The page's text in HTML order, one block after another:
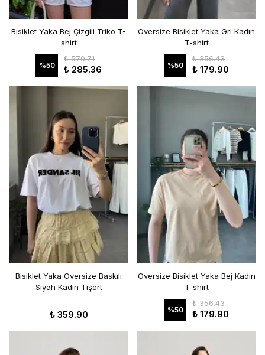
Bisiklet Yaka Bej Çizgili Triko T-
shirt
%50
₺ 570.71
₺ 285.36
Oversize Bisiklet Yaka Gri Kadın
T-shirt
%50
₺ 356.43
₺ 179.90
Bisiklet Yaka Oversize Baskılı
Siyah Kadın Tişört
₺ 359.90
Oversize Bisiklet Yaka Bej Kadın
T-shirt
%50
₺ 356.43
₺ 179.90